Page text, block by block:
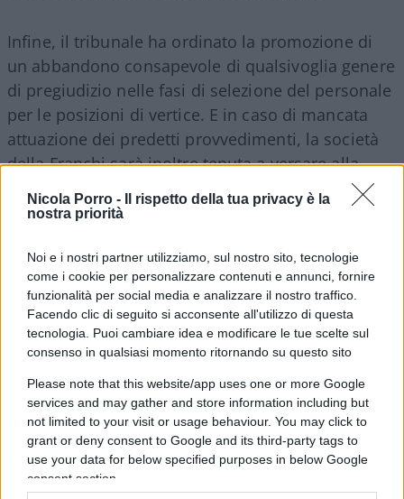
Nicola Porro -
Il rispetto della tua privacy è la
nostra priorità
Noi e i nostri partner utilizziamo, sul nostro sito, tecnologie
come i cookie per personalizzare contenuti e annunci, fornire
funzionalità per social media e analizzare il nostro traffico.
Facendo clic di seguito si acconsente all'utilizzo di questa
tecnologia. Puoi cambiare idea e modificare le tue scelte sul
consenso in qualsiasi momento ritornando su questo sito
Please note that this website/app uses one or more Google
services and may gather and store information including but
not limited to your visit or usage behaviour. You may click to
grant or deny consent to Google and its third-party tags to
use your data for below specified purposes in below Google
consent section.
Infine, il tribunale ha ordinato la promozione di
un abbandono consapevole di qualsivoglia genere
di pregiudizio nelle fasi di selezione del personale
per le posizioni di vertice. E in caso di mancata
attuazione dei predetti provvedimenti, la società
della Franchi sarà inoltre tenuta a versare alla
sopra citata associazione la cifra di cento euro per
ogni giorno di ritardo. E questo è quanto. Ma quali
Elisabetta Franchi? Si tratta realmente di frasi
cotanto discriminatorie? A ben vedere no. Affatto.
Anzi, sembrerebbe quasi che la stilista abbia
riportato tale condanna semplicemente per aver
detto delle ovvietà, evidentemente inconciliabili
con gli stringenti canoni imposti dalla correttezza
politica. Nello specifico,riferendosi alle donne
over 40, la Franchi ebbe a dire: “Se dovevano